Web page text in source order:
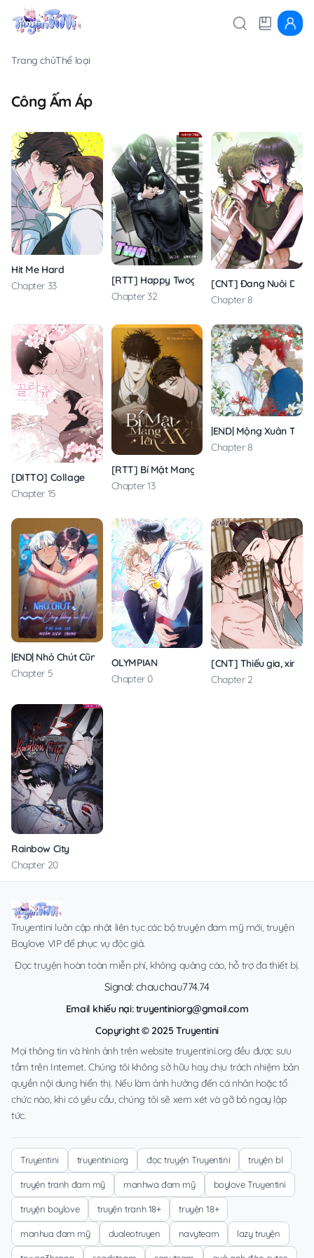
Trang chủThể loại
Công Ấm Áp
Hit Me Hard
Chapter 33
[RTT] Happy Twogether
Chapter 32
[CNT] Đang Nuôi
Chapter 8
[DITTO] Collage
Chapter 15
[RTT] Bí Mật Mang Tên XX
Chapter 13
|END| Mộng Xuân Thì
Chapter 8
|END| Nhỏ Chút Cũng Không Sao Đâu!
Chapter 5
OLYMPIAN
Chapter 0
[CNT] Thiếu gia, xin
Chapter 2
Rainbow City
Chapter 20
Truyentini luôn cập nhật liên tục các bộ truyện đam mỹ mới, truyện
Boylove VIP để phục vụ độc giả.
Đọc truyện hoàn toàn miễn phí, không quảng cáo, hỗ trợ đa thiết bị.
Signal: chauchau774.74
Email khiếu nại:truyentiniorg@gmail.com
Copyright © 2025 Truyentini
Mọi thông tin và hình ảnh trên website truyentini.org đều được sưu
tầm trên Internet. Chúng tôi không sở hữu hay chịu trách nhiệm bản
quyền nội dung hiển thị. Nếu làm ảnh hưởng đến cá nhân hoặc tổ
chức nào, khi có yêu cầu, chúng tôi sẽ xem xét và gỡ bỏ ngay lập
tức.
Truyentini truyentini.org đọc truyện Truyentini truyện bl
truyện tranh đam mỹ manhwa đam mỹ boylove Truyentini
truyện boylove truyện tranh 18+ truyện 18+
manhua đam mỹ dualeotruyen navyteam lazy truyện